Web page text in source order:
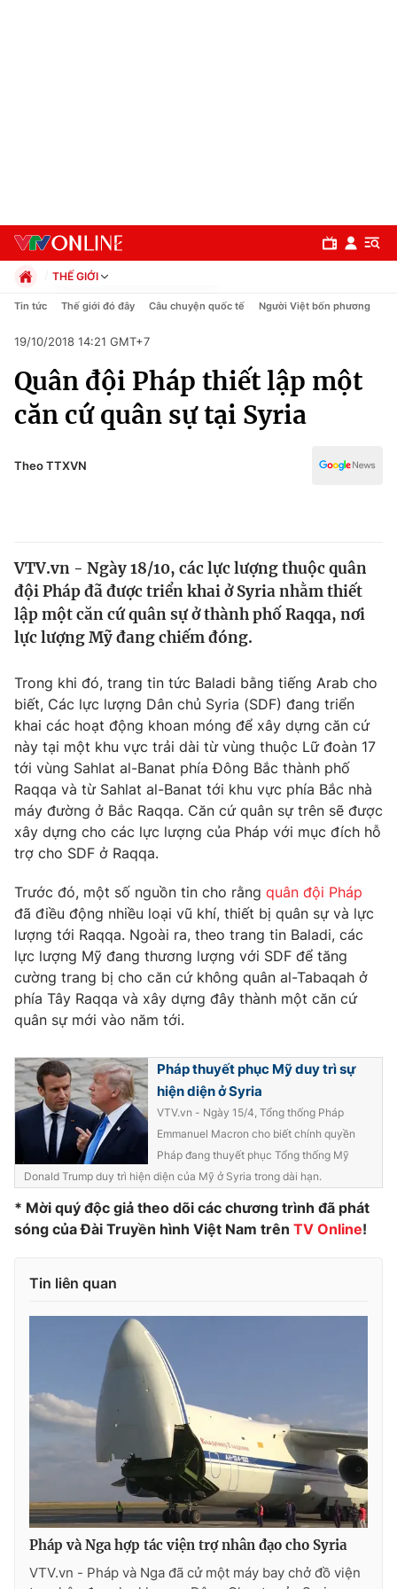
Chuyên mục
Chính trị
Thế giới
Tin tức
Thế giới đó đây
Câu chuyện quốc tế
Tài chính
Thị trường
Góc doanh nghiệp
Dữ liệu và đời sống
Truyền hình
Phim VTV
Hậu trường
Khán giả
Giải sao mai
Giải trí
Điện ảnh
Âm nhạc
Sao
Đời sống
Du lịch
Làm đẹp
Chất lượng cuộc sống
Giáo dục
Tuyển sinh
Học trực tuyến
Công nghệ
Hitech Công nghệ tương lai
Thị trường
Tư vấn
Giao lưu trực tuyến
Lịch phát sóng
Chuyên mục khác
Emagazine Podcast
Photo Infographic
VTV Sức khoẻ
Thị trường 24h Tấm lòng Việt
VTV4 Vươn mình bằng AI
VTV9 VTV8
Liên hệ tòa soạn English
THẾ GIỚI
Chính trị
Pháp luật
Kinh tế
Thể thao
Truyền hình
Y tế
Tin tức Thế giới đó đây Câu chuyện quốc tế Người Việt bốn phương
19/10/2018 14:21 GMT+7
Quân đội Pháp thiết lập một
căn cứ quân sự tại Syria
Theo TTXVN
VTV.vn - Ngày 18/10, các lực lượng thuộc quân
đội Pháp đã được triển khai ở Syria nhằm thiết
lập một căn cứ quân sự ở thành phố Raqqa, nơi
lực lượng Mỹ đang chiếm đóng.
Trong khi đó, trang tin tức Baladi bằng tiếng Arab cho
biết, Các lực lượng Dân chủ Syria (SDF) đang triển
khai các hoạt động khoan móng để xây dựng căn cứ
này tại một khu vực trải dài từ vùng thuộc Lữ đoàn 17
tới vùng Sahlat al-Banat phía Đông Bắc thành phố
Raqqa và từ Sahlat al-Banat tới khu vực phía Bắc nhà
máy đường ở Bắc Raqqa. Căn cứ quân sự trên sẽ được
xây dựng cho các lực lượng của Pháp với mục đích hỗ
trợ cho SDF ở Raqqa.
Trước đó, một số nguồn tin cho rằng quân đội Pháp
đã điều động nhiều loại vũ khí, thiết bị quân sự và lực
lượng tới Raqqa. Ngoài ra, theo trang tin Baladi, các
lực lượng Mỹ đang thương lượng với SDF để tăng
cường trang bị cho căn cứ không quân al-Tabaqah ở
phía Tây Raqqa và xây dựng đây thành một căn cứ
quân sự mới vào năm tới.
Pháp thuyết phục Mỹ duy trì sự
hiện diện ở Syria
VTV.vn - Ngày 15/4, Tổng thống Pháp
Emmanuel Macron cho biết chính quyền
Pháp đang thuyết phục Tổng thống Mỹ
Donald Trump duy trì hiện diện của Mỹ ở Syria trong dài hạn.
* Mời quý độc giả theo dõi các chương trình đã phát
sóng của Đài Truyền hình Việt Nam trên TV Online!
Tin liên quan
Pháp và Nga hợp tác viện trợ nhân đạo cho Syria
VTV.vn - Pháp và Nga đã cử một máy bay chở đồ viện